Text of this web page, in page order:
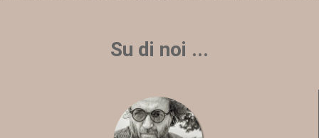
Su di noi ...